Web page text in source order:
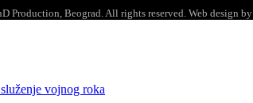
Production, Beograd. All rights reserved. Web design by
vojnog roka